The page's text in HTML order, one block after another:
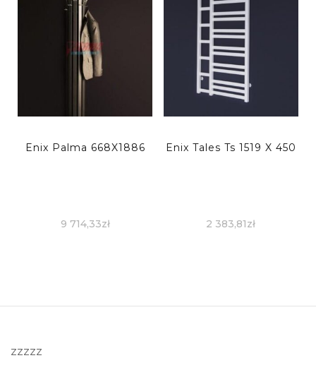
Enix Palma 668X1886
9 714,33zł
Enix Tales Ts 1519 X 450
2 383,81zł
zzzzz